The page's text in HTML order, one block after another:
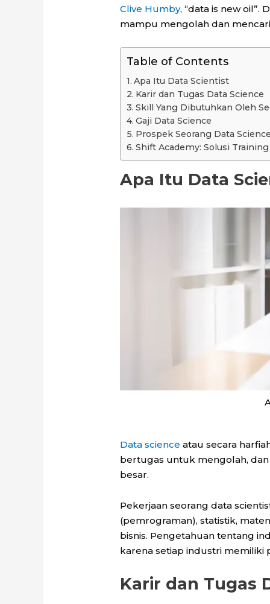
Clive Humby, “data is new
mampu mengolah dan
Table of Contents
Apa Itu Data Scientist
Karir dan Tugas Data Science
Skill Yang Dibutuhkan Oleh
Gaji Data Science
Prospek Seorang Data
Shift Academy: Solusi
Apa Itu Data
Data science atau secara
bertugas untuk mengolah,
besar.
Pekerjaan seorang data
(pemrograman), statistik,
bisnis. Pengetahuan tentang
karena setiap industri memiliki
Karir dan Tugas